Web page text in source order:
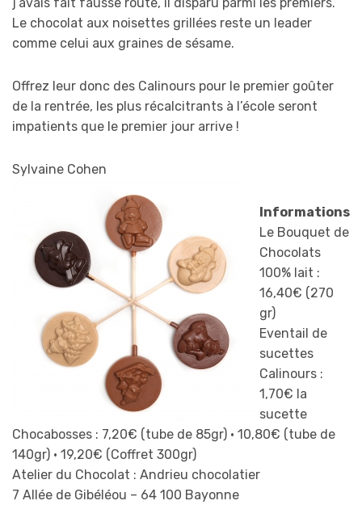
Le chocolat aux noisettes grillées reste un leader
comme celui aux graines de sésame.
Offrez leur donc des Calinours pour le premier goûter
de la rentrée, les plus récalcitrants à l’école seront
impatients que le premier jour arrive !
Sylvaine Cohen
Informations
Le Bouquet de
Chocolats
100% lait :
16,40€ (270
gr)
Eventail de
sucettes
Calinours :
1,70€ la
sucette
Chocabosses : 7,20€ (tube de 85gr) • 10,80€ (tube de
140gr) • 19,20€ (Coffret 300gr)
Atelier du Chocolat : Andrieu chocolatier
7 Allée de Gibéléou – 64 100 Bayonne